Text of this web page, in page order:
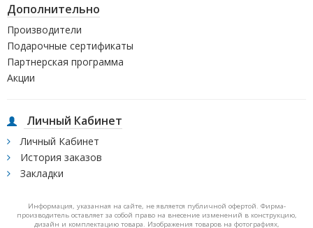
Дополнительно
Производители
Подарочные сертификаты
Партнерская программа
Акции
Личный Кабинет
Личный Кабинет
История заказов
Закладки
Информация, указанная на сайте, не является публичной офертой. Фирма-
производитель оставляет за собой право на внесение изменений в конструкцию,
дизайн и комплектацию товара. Изображения товаров на фотографиях,